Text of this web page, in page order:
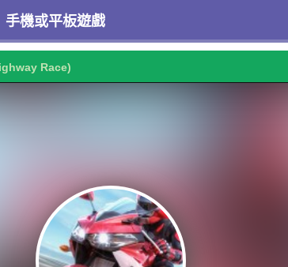
手機或平板遊戲
Race)